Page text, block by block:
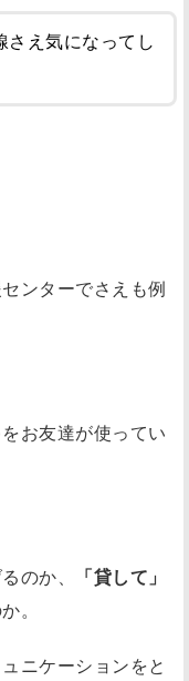
さえ気になってし
ンターでさえも例
お友達が使ってい
のか、
「貸して」
。
ニケーションをと